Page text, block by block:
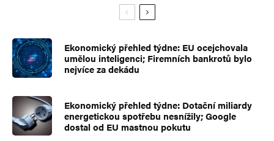
Ekonomický přehled týdne: EU ocejchovala
umělou inteligenci; Firemních bankrotů bylo
nejvíce za dekádu
Ekonomický přehled týdne: Dotační miliardy
energetickou spotřebu nesnížily; Google
dostal od EU mastnou pokutu